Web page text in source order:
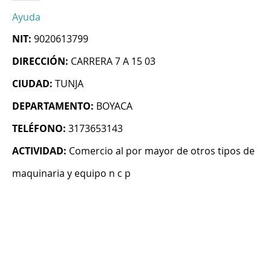
Ayuda
NIT: 9020613799
DIRECCIÓN: CARRERA 7 A 15 03
CIUDAD: TUNJA
DEPARTAMENTO: BOYACA
TELÉFONO: 3173653143
ACTIVIDAD: Comercio al por mayor de otros tipos de
maquinaria y equipo n c p